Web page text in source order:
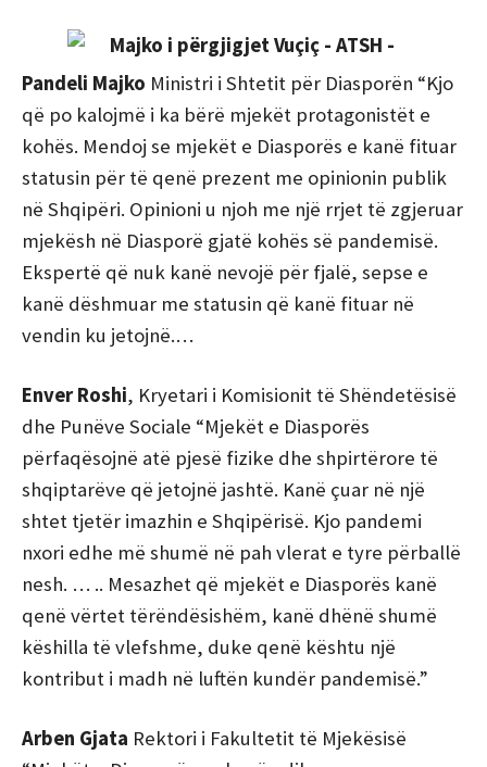
Pandeli Majko Ministri i Shtetit për Diasporën “Kjo
që po kalojmë i ka bërë mjekët protagonistët e
kohës. Mendoj se mjekët e Diasporës e kanë fituar
statusin për të qenë prezent me opinionin publik
në Shqipëri. Opinioni u njoh me një rrjet të zgjeruar
mjekësh në Diasporë gjatë kohës së pandemisë.
Ekspertë që nuk kanë nevojë për fjalë, sepse e
kanë dëshmuar me statusin që kanë fituar në
vendin ku jetojnë.…
Enver Roshi, Kryetari i Komisionit të Shëndetësisë
dhe Punëve Sociale “Mjekët e Diasporës
përfaqësojnë atë pjesë fizike dhe shpirtërore të
shqiptarëve që jetojnë jashtë. Kanë çuar në një
shtet tjetër imazhin e Shqipërisë. Kjo pandemi
nxori edhe më shumë në pah vlerat e tyre përballë
nesh. … .. Mesazhet që mjekët e Diasporës kanë
qenë vërtet tërëndësishëm, kanë dhënë shumë
këshilla të vlefshme, duke qenë kështu një
kontribut i madh në luftën kundër pandemisë.”
Arben Gjata Rektori i Fakultetit të Mjekësisë